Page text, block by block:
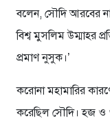
বলেন, সৌদি আরবের
বিশ্ব মুসলিম উম্মাহর
প্রমাণ নুসুক।’
করোনা মহামারির
করেছিল সৌদি। হজ ও